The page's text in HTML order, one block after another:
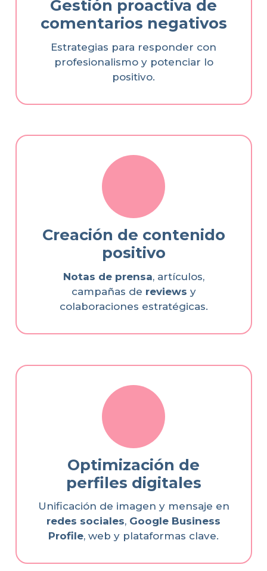
Gestión proactiva de
comentarios negativos
Estrategias para responder con
profesionalismo y potenciar lo
positivo.
Creación de contenido
positivo
Notas de prensa, artículos,
campañas de reviews y
colaboraciones estratégicas.
Optimización de
perfiles digitales
Unificación de imagen y mensaje en
redes sociales, Google Business
Profile, web y plataformas clave.